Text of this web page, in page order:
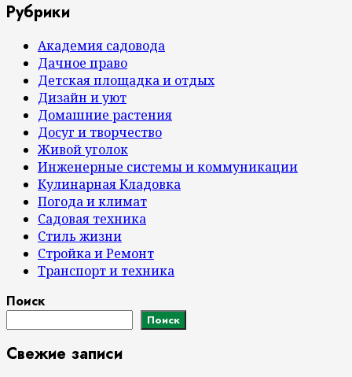
Рубрики
Академия садовода
Дачное право
Детская площадка и отдых
Дизайн и уют
Домашние растения
Досуг и творчество
Живой уголок
Инженерные системы и коммуникации
Кулинарная Кладовка
Погода и климат
Садовая техника
Стиль жизни
Стройка и Ремонт
Транспорт и техника
Поиск
Поиск
Свежие записи